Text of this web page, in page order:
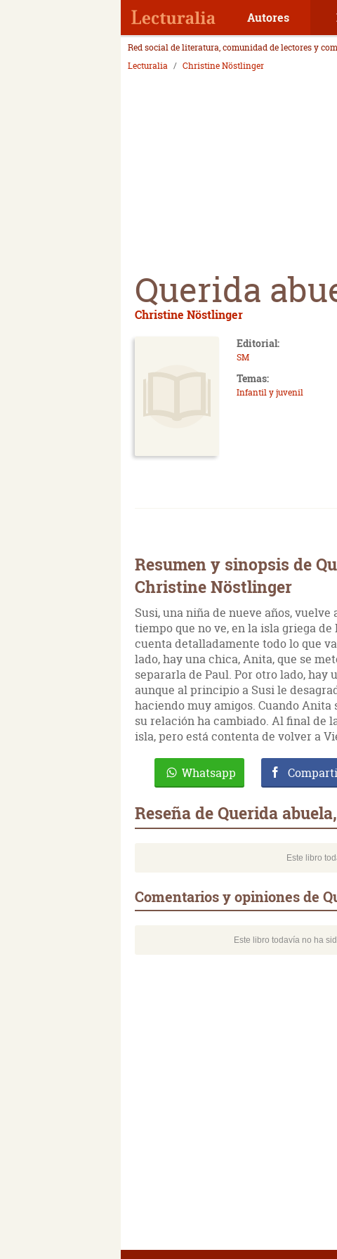
Autores
Red social de literatura, comunidad de lectores y
Lecturalia
Christine Nöstlinger
Querida
Christine Nöstlinger
Editorial:
SM
Temas:
Infantil y juvenil
Resumen y sinopsis de
Christine Nöstlinger
Susi, una niña de nueve años,
tiempo que no ve, en la isla griega
cuenta detalladamente todo lo que
lado, hay una chica, Anita, que se
separarla de Paul. Por otro lado, hay
aunque al principio a Susi le
haciendo muy amigos. Cuando Anita
su relación ha cambiado. Al final de
isla, pero está contenta de volver a
Whatsapp
Reseña de Querida
Este libro
Comentarios y opiniones de
Este libro todavía no ha